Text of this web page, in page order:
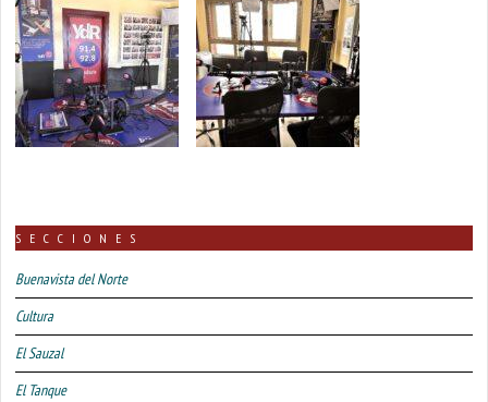
SECCIONES
Buenavista del Norte
Cultura
El Sauzal
El Tanque